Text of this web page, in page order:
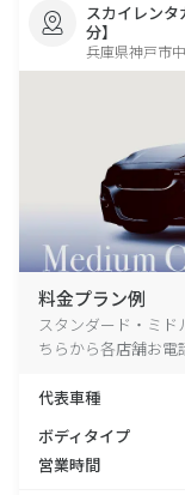
スカイレン
分】
兵庫県神戸市
料金プラン例
スタンダード・ミド
ちらから各店舗お電
代表車種
ボディタイプ
営業時間